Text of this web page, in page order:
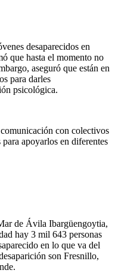
desaparecidos en
que hasta el momento no
aseguró que están en
para darles
psicológica.
con colectivos
para apoyarlos en diferentes
de Ávila Ibargüengoytia,
hay 3 mil 643 personas
en lo que va del
son Fresnillo,